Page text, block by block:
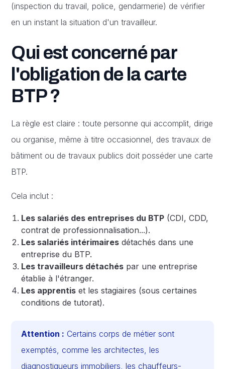
(inspection du travail, police, gendarmerie) de vérifier
en un instant la situation d'un travailleur.
Qui est concerné par
l'obligation de la carte
BTP ?
La règle est claire : toute personne qui accomplit, dirige
ou organise, même à titre occasionnel, des travaux de
bâtiment ou de travaux publics doit posséder une carte
BTP.
Cela inclut :
Les salariés des entreprises du BTP (CDI, CDD,
contrat de professionnalisation...).
Les salariés intérimaires détachés dans une
entreprise du BTP.
Les travailleurs détachés par une entreprise
établie à l'étranger.
Les apprentis et les stagiaires (sous certaines
conditions de tutorat).
Attention : Certains corps de métier sont
exemptés, comme les architectes, les
diagnostiqueurs immobiliers, les chauffeurs-